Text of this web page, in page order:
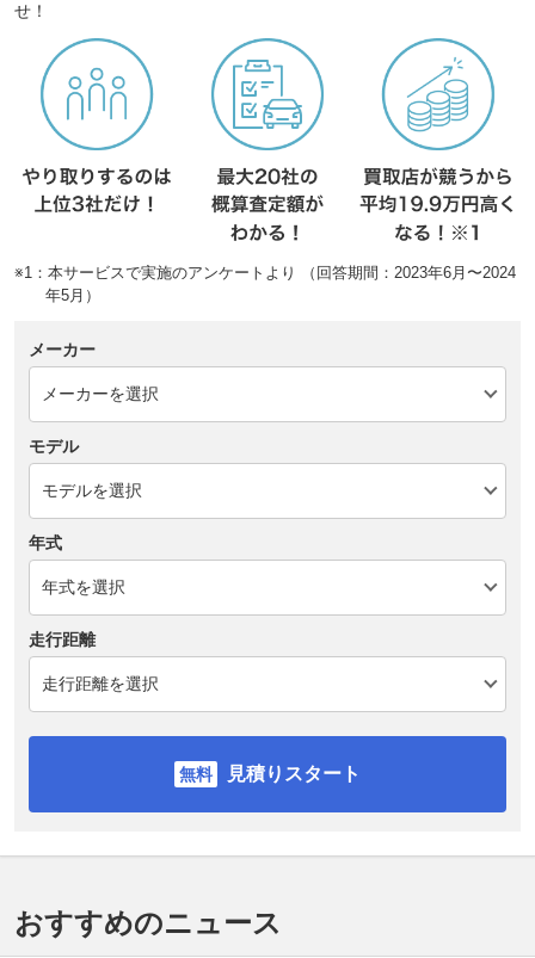
せ！
※1：本サービスで実施のアンケートより （回答期間：2023年6月〜2024
年5月）
メーカー
モデル
年式
走行距離
見積りスタート
おすすめのニュース